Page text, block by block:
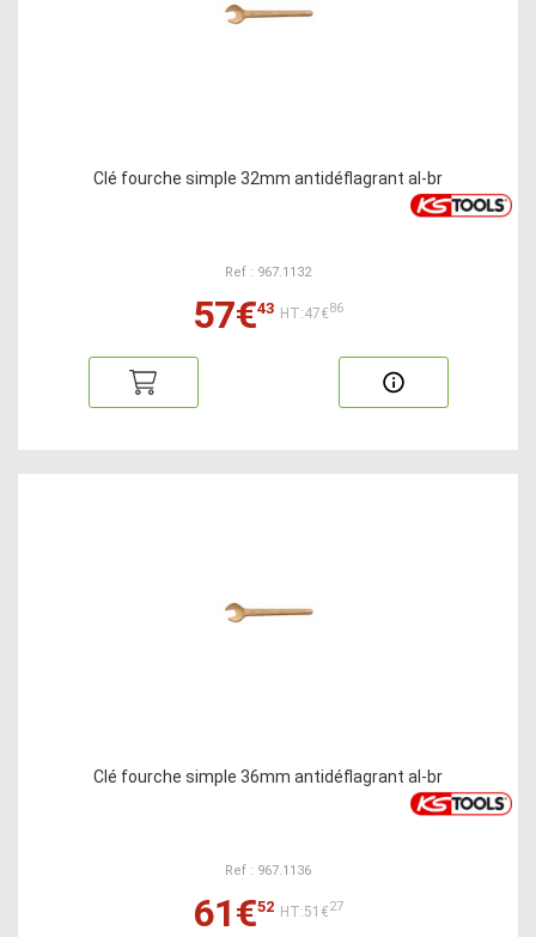
Clé fourche simple 32mm antidéflagrant al-br
Ref : 967.1132
57€43 HT:47€86
Clé fourche simple 36mm antidéflagrant al-br
Ref : 967.1136
61€52 HT:51€27